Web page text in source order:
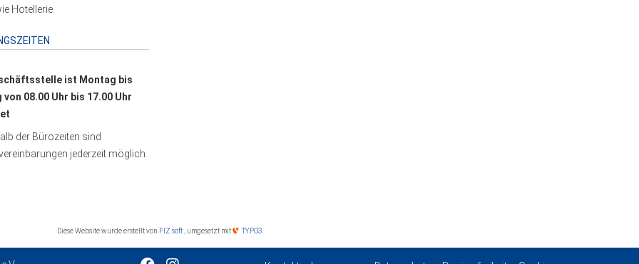
Hotellerie.
ist Montag bis
08.00 Uhr bis 17.00 Uhr
der Bürozeiten sind
jederzeit möglich.
Diese Website wurde erstellt von FIZ soft , umgesetzt mit TYPO3